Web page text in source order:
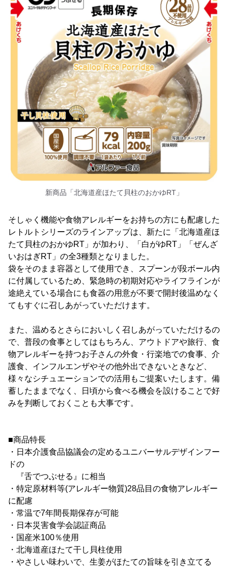
新商品「北海道産ほたて貝柱のおかゆRT」
そしゃく機能や食物アレルギーをお持ちの方にも配慮した
レトルトシリーズのラインアップは、新たに「北海道産ほ
たて貝柱のおかゆRT」が加わり、「白がゆRT」「ぜんざ
いおはぎRT」の全3種類となりました。
袋をそのまま容器として使用でき、スプーンが段ボール内
に付属しているため、緊急時の初期対応やライフラインが
途絶えている場合にも食器の用意が不要で開封後温めなく
てもすぐに召しあがっていただけます。
また、温めるとさらにおいしく召しあがっていただけるの
で、普段の食事としてはもちろん、アウトドアや旅行、食
物アレルギーを持つお子さんの外食・行楽地での食事、介
護食、インフルエンザやその他外出できないときなど、
様々なシチュエーションでの活用もご提案いたします。備
蓄したままでなく、日頃から食べる機会を設けることで好
みを判断しておくことも大事です。
■商品特長
・日本介護食品協議会の定めるユニバーサルデザインフー
ドの
『舌でつぶせる』に相当
・特定原材料等(アレルギー物質)28品目の食物アレルギー
に配慮
・常温で7年間長期保存が可能
・日本災害食学会認証商品
・国産米100％使用
・北海道産ほたて干し貝柱使用
・やさしい味わいで、生姜がほたての旨味を引き立てる